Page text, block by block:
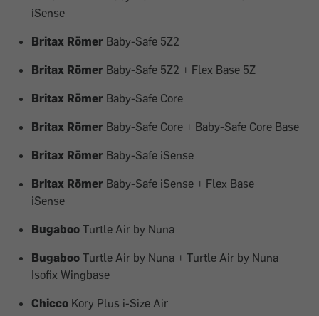
iSense
Britax Römer Baby-Safe 5Z2
Britax Römer Baby-Safe 5Z2 + Flex Base 5Z
Britax Römer Baby-Safe Core
Britax Römer Baby-Safe Core + Baby-Safe Core Base
Britax Römer Baby-Safe iSense
Britax Römer Baby-Safe iSense + Flex Base
iSense
Bugaboo Turtle Air by Nuna
Bugaboo Turtle Air by Nuna + Turtle Air by Nuna
Isofix Wingbase
Chicco Kory Plus i-Size Air